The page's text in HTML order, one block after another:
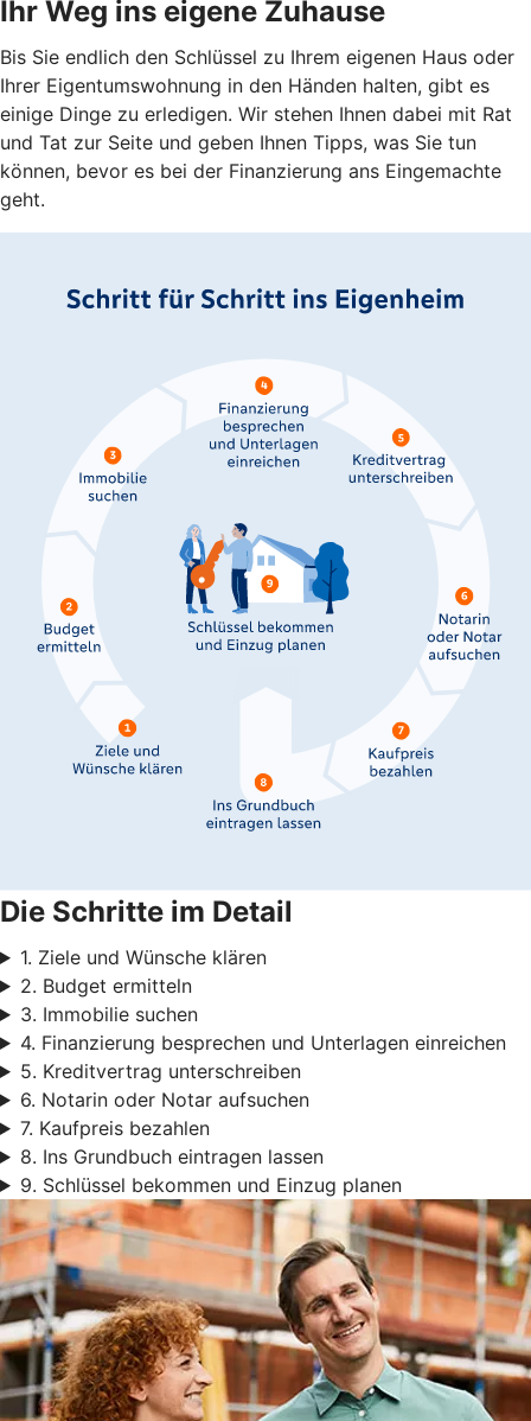
Ihr Weg ins eigene Zuhause
Bis Sie endlich den Schlüssel zu Ihrem eigenen Haus oder
Ihrer Eigentumswohnung in den Händen halten, gibt es
einige Dinge zu erledigen. Wir stehen Ihnen dabei mit Rat
und Tat zur Seite und geben Ihnen Tipps, was Sie tun
können, bevor es bei der Finanzierung ans Eingemachte
geht.
Die Schritte im Detail
1. Ziele und Wünsche klären
2. Budget ermitteln
3. Immobilie suchen
4. Finanzierung besprechen und Unterlagen einreichen
5. Kreditvertrag unterschreiben
6. Notarin oder Notar aufsuchen
7. Kaufpreis bezahlen
8. Ins Grundbuch eintragen lassen
9. Schlüssel bekommen und Einzug planen